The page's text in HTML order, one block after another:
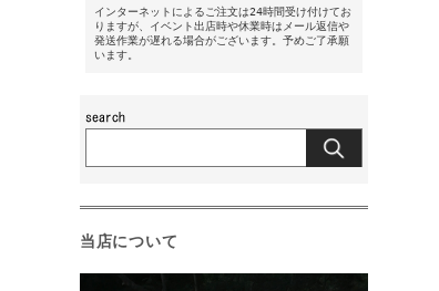
インターネットによるご注文は24時間受け付けてお
りますが、イベント出店時や休業時はメール返信や
発送作業が遅れる場合がございます。予めご了承願
います。
当店について